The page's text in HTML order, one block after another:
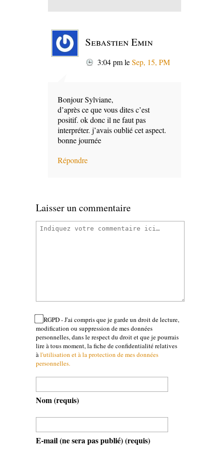
Sebastien Emin
3:04 pmleSep, 15, PM
Bonjour Sylviane,
d’après ce que vous dites c’est
positif. ok donc il ne faut pas
interpréter. j’avais oublié cet aspect.
bonne journée
Répondre
Laisser un commentaire
RGPD - J'ai compris que je garde un droit de lecture,
modification ou suppression de mes données
personnelles, dans le respect du droit et que je pourrais
lire à tous moment, la fiche de confidentialité relatives
àl'utilisation et à la protection de mes données
personnelles.
Nom(requis)
E-mail (ne sera pas publié)(requis)